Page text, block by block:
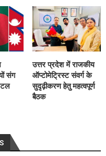
संग
उत्तर प्रदेश में राजकीय
ऑप्टोमेट्रिस्ट संवर्ग के
सुदृढ़ीकरण हेतु महत्वपूर्ण
बैठक